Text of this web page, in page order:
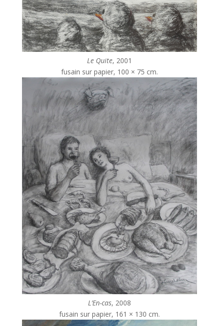
Le Quite, 2001
fusain sur papier, 100 × 75 cm.
L’En-cas, 2008
fusain sur papier, 161 × 130 cm.